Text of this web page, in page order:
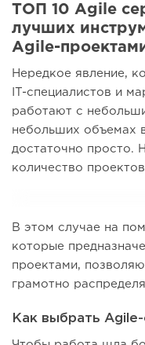
ТОП 10 Agile
лучших
Agile-
Нередкое явление,
IT-специалистов и
работают с
небольших объемах
достаточно просто.
количество
В этом случае на
которые
проектами,
грамотно
Как выбрать